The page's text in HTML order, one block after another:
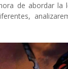
de abordar la